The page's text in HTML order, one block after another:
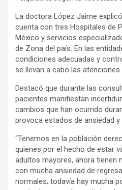
La doctora López Jaime
cuenta con tres Hospitales de
México y servicios
de Zona del país. En las
condiciones adecuadas y
se llevan a cabo las atenciones
Destacó que durante las
pacientes manifiestan
cambios que han ocurrido
provoca estados de ansiedad y
“Tenemos en la población
quienes por el hecho de estar
adultos mayores, ahora tienen
con mucha ansiedad de
normales; todavía hay mucha